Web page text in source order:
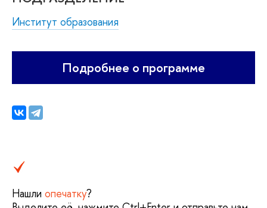
Институт образования
Подробнее о программе
Нашли опечатку?